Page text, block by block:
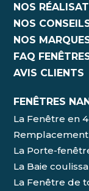
NOS
NOS
NOS
FAQ
AVIS CLIENTS
FENÊTRES
La Fenêtre en
La Porte-
La Baie
La Fenêtre de